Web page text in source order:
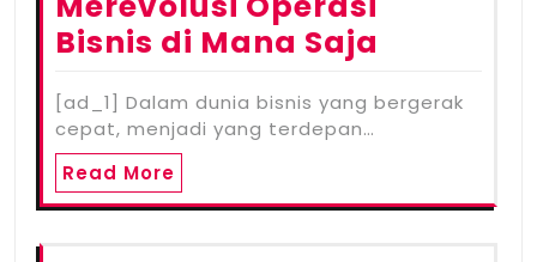
Bisnis di Mana Saja
[ad_1] Dalam dunia bisnis yang bergerak
cepat, menjadi yang terdepan…
Read More